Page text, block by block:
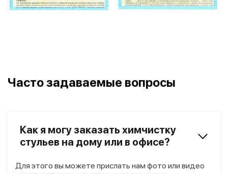
Часто задаваемые вопросы
Как я могу заказать химчистку
стульев на дому или в офисе?
Для этого вы можете прислать нам фото или видео